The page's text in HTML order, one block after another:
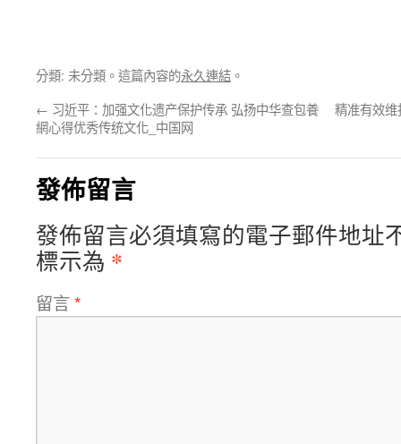
分類: 未分類。這篇內容的永久連結 。
← 习近平：加强文化遗产保护传承 弘扬中华查包養
網心得优秀传统文化_中国网
精准有效
發佈留言
發佈留言必須填寫的電子郵件地址
標示為 *
留言 *